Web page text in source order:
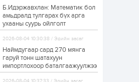
1 өдөр 2
Өнгөрсөн сард
металл худалдан
авчээ
1 өдөр 0 0
Б.Идэржавхлан: Математик бол
амьдралд тулгарах бүх арга
ухааны суурь ойлголт
2026-08-04 10:30:38 / Эдийн засаг
Наймдугаар сард 270 мянга
гаруй тонн шатахуун
импортлохоор баталгаажуулжээ